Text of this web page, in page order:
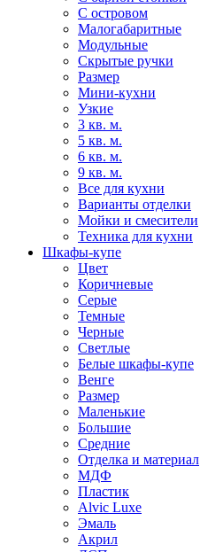
С островом
Малогабаритные
Модульные
Скрытые ручки
Размер
Мини-кухни
Узкие
3 кв. м.
5 кв. м.
6 кв. м.
9 кв. м.
Все для кухни
Варианты отделки
Мойки и смесители
Техника для кухни
Шкафы-купе
Цвет
Коричневые
Серые
Темные
Черные
Светлые
Белые шкафы-купе
Венге
Размер
Маленькие
Большие
Средние
Отделка и материал
МДФ
Пластик
Alvic Luxe
Эмаль
Акрил